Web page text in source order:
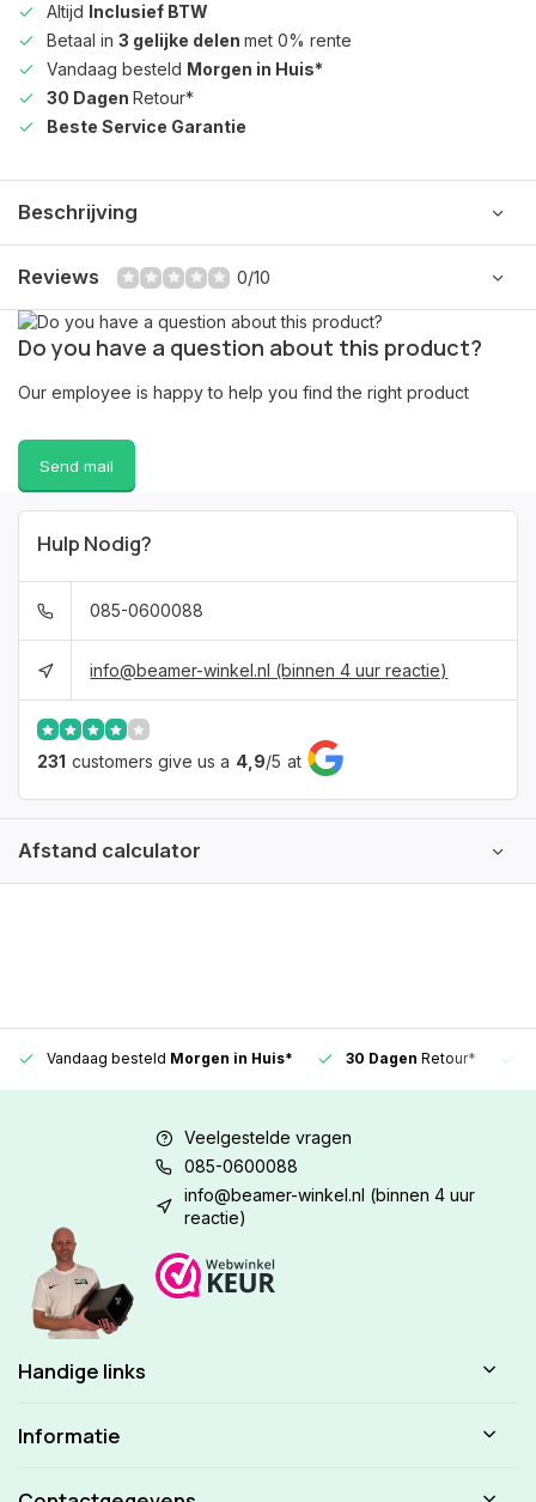
Altijd Inclusief BTW
Betaal in 3 gelijke delen met 0% rente
Vandaag besteld Morgen in Huis*
30 Dagen Retour*
Beste Service Garantie
Beschrijving
Reviews 0/10
Do you have a question about this product?
Our employee is happy to help you find the right product
Send mail
Hulp Nodig?
085-0600088
info@beamer-winkel.nl (binnen 4 uur reactie)
231 customers give us a 4,9/5 at
Afstand calculator
Vandaag besteld Morgen in Huis* 30 Dagen Retour*
Veelgestelde vragen
085-0600088
info@beamer-winkel.nl (binnen 4 uur
reactie)
Handige links
Informatie